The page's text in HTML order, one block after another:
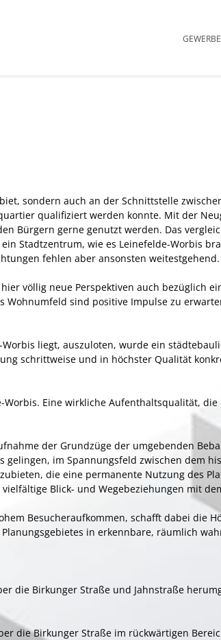
GEWERBE
sondern auch an der Schnittstelle
qualifiziert werden konnte. Mit der
Bürgern gerne genutzt werden. Das
Stadtzentrum, wie es Leinefelde-Worbis
fehlen aber ansonsten weitestgehend.
völlig neue Perspektiven auch bezüglich
sind positive Impulse zu
liegt, auszuloten, wurde ein
schrittweise und in höchster Qualität
Eine wirkliche Aufenthaltsqualität,
der Grundzüge der umgebenden
im Spannungsfeld zwischen dem
die eine permanente Nutzung des
Blick- und Wegebeziehungen mit
Besucheraufkommen, schafft dabei die
in erkennbare, räumlich
die Birkunger Straße und Jahnstraße
die Birkunger Straße im rückwärtigen